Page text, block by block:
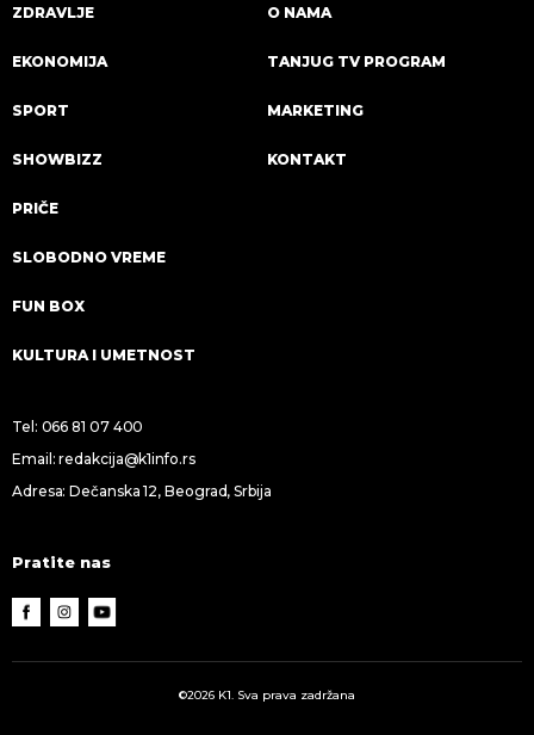
ZDRAVLJE
EKONOMIJA
SPORT
SHOWBIZZ
PRIČE
SLOBODNO VREME
FUN BOX
KULTURA I UMETNOST
O NAMA
TANJUG TV PROGRAM
MARKETING
KONTAKT
Tel: 066 81 07 400
Email:redakcija@k1info.rs
Adresa: Dečanska 12, Beograd, Srbija
Pratite nas
©2026 K1. Sva prava zadržana